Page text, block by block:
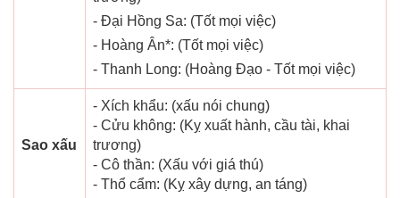
- Đại Hồng Sa: (Tốt mọi việc)
- Hoàng Ân*: (Tốt mọi việc)
- Thanh Long: (Hoàng Đạo - Tốt mọi việc)
Sao xấu
- Xích khẩu: (xấu nói chung)
- Cửu không: (Kỵ xuất hành, cầu tài, khai
trương)
- Cô thần: (Xấu với giá thú)
- Thổ cẩm: (Kỵ xây dựng, an táng)